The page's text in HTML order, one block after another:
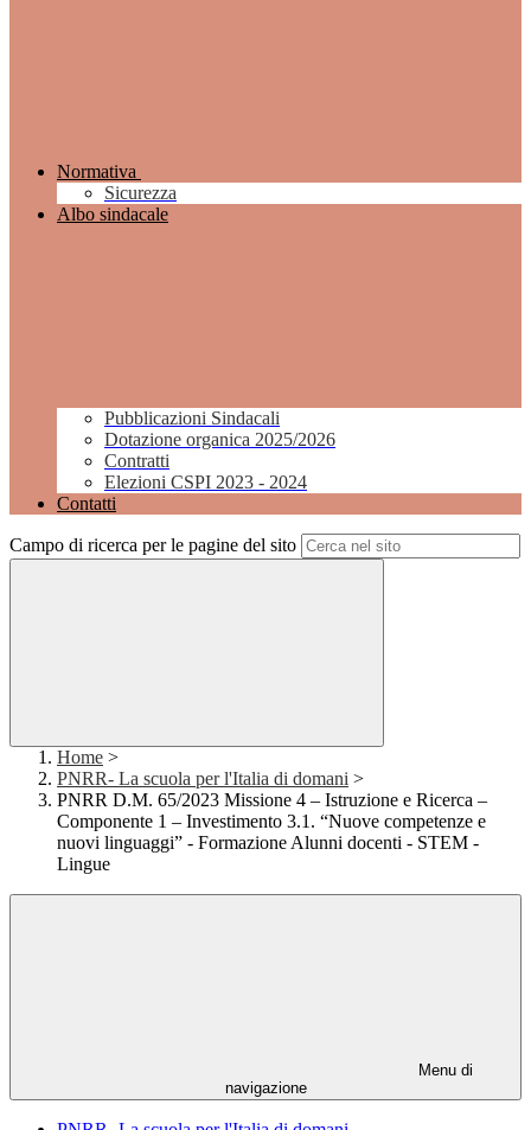
Normativa
Sicurezza
Albo sindacale
Pubblicazioni Sindacali
Dotazione organica 2025/2026
Contratti
Elezioni CSPI 2023 - 2024
Contatti
Campo di ricerca per le pagine del sito
Home >
PNRR- La scuola per l'Italia di domani >
PNRR D.M. 65/2023 Missione 4 – Istruzione e Ricerca –
Componente 1 – Investimento 3.1. “Nuove competenze e
nuovi linguaggi” - Formazione Alunni docenti - STEM -
Lingue
Menu di
navigazione